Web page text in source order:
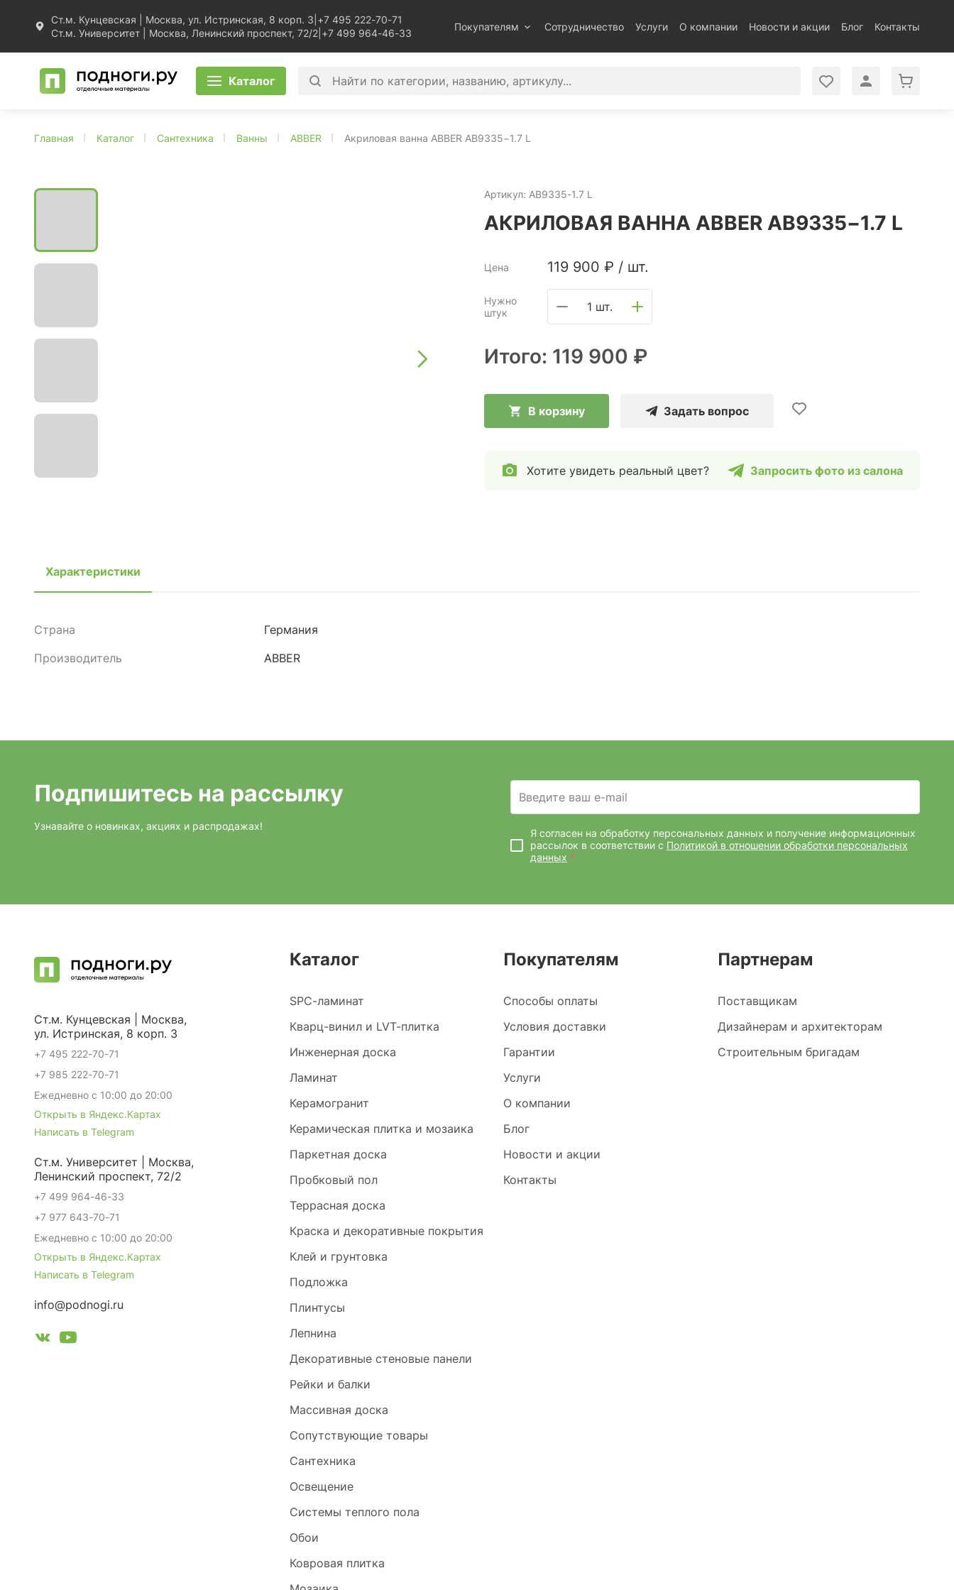
Ст.м. Кунцевская | Москва, ул. Истринская, 8 корп. 3 +7 495 222-70-71
Ст.м. Университет | Москва, Ленинский проспект, 72/2 +7 499 964-46-33
Покупателям Сотрудничество Услуги О компании Новости и акции Блог Контакты
Каталог
Главная Каталог Сантехника Ванны ABBER Акриловая ванна ABBER AB9335−1.7 L
Артикул: AB9335-1.7 L
АКРИЛОВАЯ ВАННА ABBER AB9335−1.7 L
Цена 119 900 ₽ / шт.
Нужно
штук
1 шт.
Итого: 119 900 ₽
В корзину Задать вопрос
Хотите увидеть реальный цвет? Запросить фото из салона
Характеристики
Страна
Германия
Производитель
ABBER
Подпишитесь на рассылку
Узнавайте о новинках, акциях и распродажах!
Введите ваш e-mail
Я согласен на обработку персональных данных и получение информационных
рассылок в соответствии с Политикой в отношении обработки персональных
данных *
Каталог
SPC-ламинат
Кварц-винил и LVT-плитка
Инженерная доска
Ламинат
Керамогранит
Керамическая плитка и мозаика
Паркетная доска
Пробковый пол
Террасная доска
Краска и декоративные покрытия
Клей и грунтовка
Подложка
Плинтусы
Лепнина
Декоративные стеновые панели
Рейки и балки
Массивная доска
Сопутствующие товары
Сантехника
Освещение
Системы теплого пола
Обои
Ковровая плитка
Покупателям
Способы оплаты
Условия доставки
Гарантии
Услуги
О компании
Блог
Новости и акции
Контакты
Партнерам
Поставщикам
Дизайнерам и архитекторам
Строительным бригадам
Ст.м. Кунцевская | Москва,
ул. Истринская, 8 корп. 3
+7 495 222-70-71
+7 985 222-70-71
Ежедневно с 10:00 до 20:00
Открыть в Яндекс.Картах
Написать в Telegram
Ст.м. Университет | Москва,
Ленинский проспект, 72/2
+7 499 964-46-33
+7 977 643-70-71
Ежедневно с 10:00 до 20:00
Открыть в Яндекс.Картах
Написать в Telegram
info@podnogi.ru